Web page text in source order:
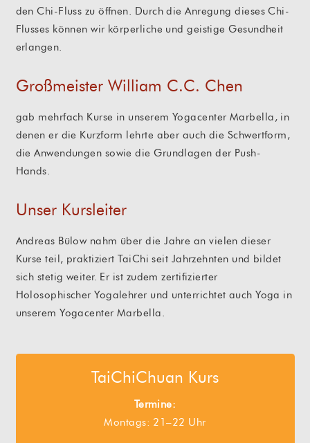
den Chi-Fluss zu öffnen. Durch die Anregung dieses Chi-
Flusses können wir körperliche und geistige Gesundheit
erlangen.
Großmeister William C.C. Chen
gab mehrfach Kurse in unserem Yogacenter Marbella, in
denen er die Kurzform lehrte aber auch die Schwertform,
die Anwendungen sowie die Grundlagen der Push-
Hands.
Unser Kursleiter
Andreas Bülow nahm über die Jahre an vielen dieser
Kurse teil, praktiziert TaiChi seit Jahrzehnten und bildet
sich stetig weiter. Er ist zudem zertifizierter
Holosophischer Yogalehrer und unterrichtet auch Yoga in
unserem Yogacenter Marbella.
TaiChiChuan Kurs
Termine:
Montags: 21–22 Uhr